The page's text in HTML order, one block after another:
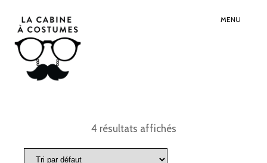
MENU
4 résultats affichés